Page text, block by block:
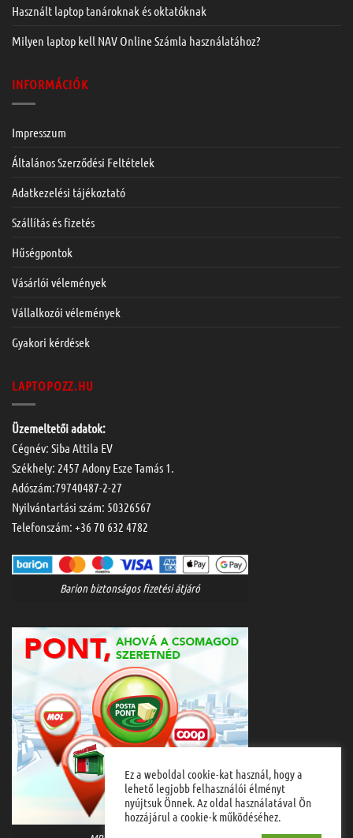
Használt laptop tanároknak és oktatóknak
Milyen laptop kell NAV Online Számla használatához?
INFORMÁCIÓK
Impresszum
Általános Szerződési Feltételek
Adatkezelési tájékoztató
Szállítás és fizetés
Hűségpontok
Vásárlói vélemények
Vállalkozói vélemények
Gyakori kérdések
LAPTOPOZZ.HU
Üzemeltetői adatok:
Cégnév: Siba Attila EV
Székhely: 2457 Adony Esze Tamás 1.
Adószám:79740487-2-27
Nyilvántartási szám: 50326567
Telefonszám: +36 70 632 4782
Barion biztonságos fizetési átjáró
Ez a weboldal cookie-kat használ, hogy a
lehető legjobb felhasználói élményt
nyújtsuk Önnek. Az oldal használatával Ön
hozzájárul a cookie-k működéséhez.